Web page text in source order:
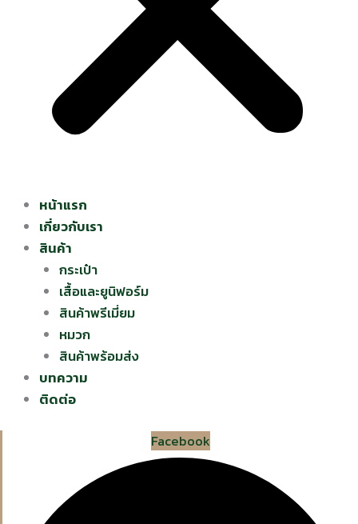
หน้าแรก
เกี่ยวกับเรา
สินค้า
กระเป๋า
เสื้อและยูนิฟอร์ม
สินค้าพรีเมี่ยม
หมวก
สินค้าพร้อมส่ง
บทความ
ติดต่อ
Facebook